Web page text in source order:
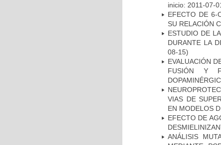
inicio: 2011-07-
EFECTO DE 6-
SU RELACIÓN
ESTUDIO DE
DURANTE LA
08-15)
EVALUACIÓN
FUSIÓN Y
VIAS DE
EN MODELOS
EFECTO DE
ANÁLISIS